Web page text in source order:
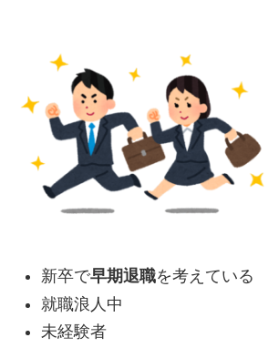
新卒で早期退職を考えている
就職浪人中
未経験者